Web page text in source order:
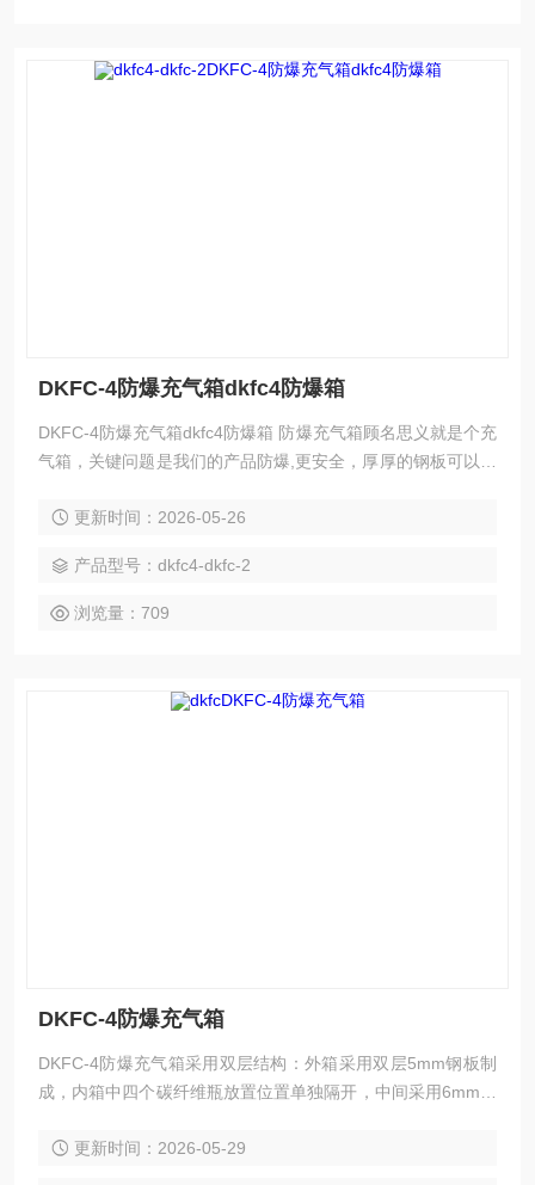
DKFC-4防爆充气箱dkfc4防爆箱
DKFC-4防爆充气箱dkfc4防爆箱 防爆充气箱顾名思义就是个充
气箱，关键问题是我们的产品防爆,更安全，厚厚的钢板可以承
你的员工和保护你的客户。 我公司生产的气瓶防爆充气箱是为
些有安全隐患的气瓶即时发现,科尔奇防爆充气箱可阻挡隐患气
瓶在爆破时产生的高速破片对气瓶操作人员的伤害
更新时间：2026-05-26
产品型号：dkfc4-dkfc-2
浏览量：709
DKFC-4防爆充气箱
DKFC-4防爆充气箱采用双层结构：外箱采用双层5mm钢板制
成，内箱中四个碳纤维瓶放置位置单独隔开，中间采用6mm隔
更新时间：2026-05-29